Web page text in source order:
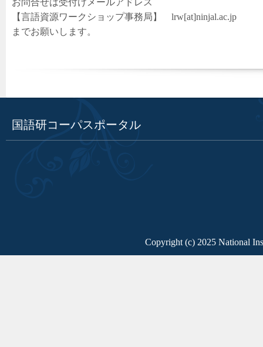
お問合せは受付けメールアドレス
【言語資源ワークショップ事務局】 lrw[at]ninjal.ac.jp
までお願いします。
国語研コーパスポータル
Copyright (c) 2025 National